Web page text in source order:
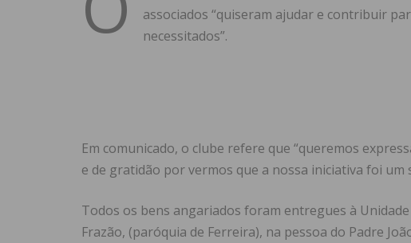
associados “quiseram ajudar e contribuir
necessitados”.
Em comunicado, o clube refere que “queremos
e de gratidão por vermos que a nossa iniciativa foi um
Todos os bens angariados foram entregues à
Frazão, (paróquia de Ferreira), na pessoa do Padre